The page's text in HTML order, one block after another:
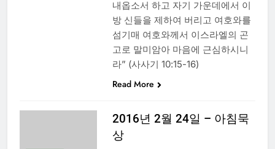
내옵소서 하고 자기 가운데에서 이
방 신들을 제하여 버리고 여호와를
섬기매 여호와께서 이스라엘의 곤
고로 말미암아 마음에 근심하시니
라” (사사기 10:15-16)
Read More
2016년 2월 24일 – 아침묵
상